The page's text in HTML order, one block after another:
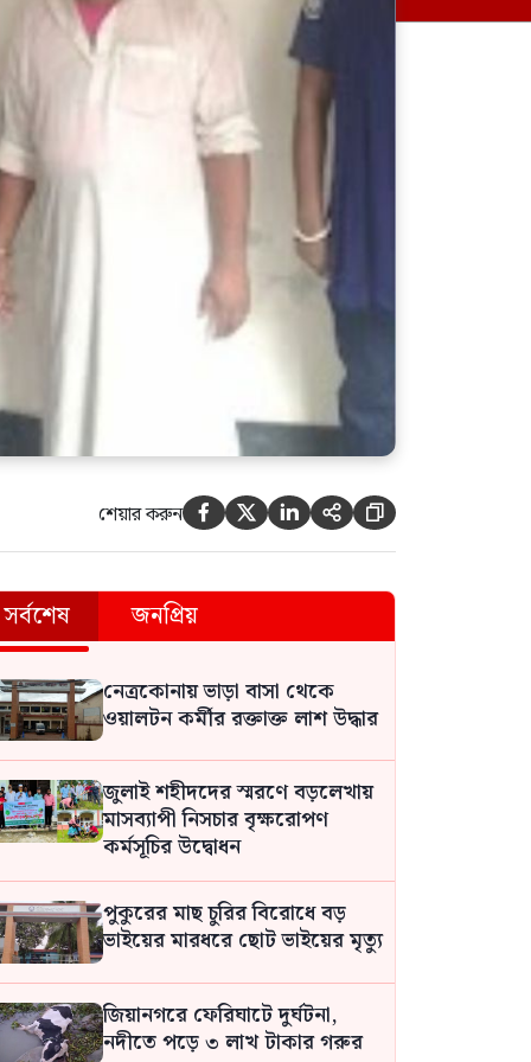
বাইরে আপনি এবং আপনার
মন্ত্রণালয় জুলাই শহীদ পরিবারের
জন্য কি কি করেছেন? সারজিস
বিমানবন্দরে ভিআইপি-সিআইপিসহ
সবাইকে তল্লাশির নির্দেশ:
আফরোজা খানম
শেখ হাসিনার দেশে ফেরার গুঞ্জনে
ক্ষতিগ্রস্ত হচ্ছেন নিরীহ নেতাকর্মীরা:
কাদের সিদ্দিকী
আওয়ামী লীগ আমাদের শত্রু নয়,
মিত্র: এমপি নাছির চৌধুরী
শেয়ার করুন     
সর্বশেষ জনপ্রিয়
নেত্রকোনায় ভাড়া বাসা থেকে
ওয়ালটন কর্মীর রক্তাক্ত লাশ উদ্ধার
জুলাই শহীদদের স্মরণে বড়লেখায়
মাসব্যাপী নিসচার বৃক্ষরোপণ
কর্মসূচির উদ্বোধন
পুকুরের মাছ চুরির বিরোধে বড়
ভাইয়ের মারধরে ছোট ভাইয়ের মৃত্যু
জিয়ানগরে ফেরিঘাটে দুর্ঘটনা,
নদীতে পড়ে ৩ লাখ টাকার গরুর